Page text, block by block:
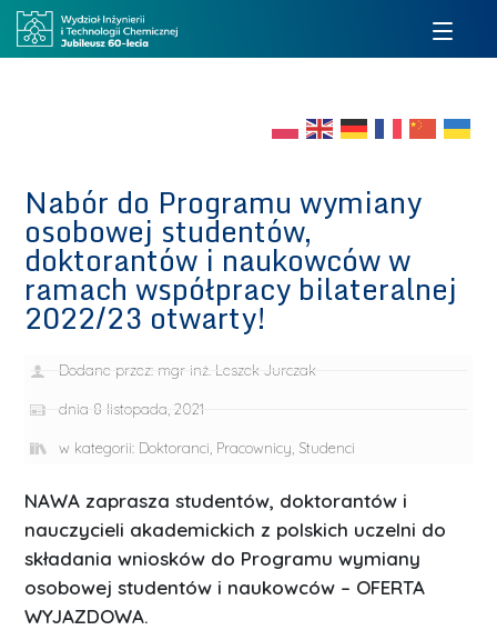
Nabór do Programu wymiany
osobowej studentów,
doktorantów i naukowców w
ramach współpracy bilateralnej
2022/23 otwarty!
Dodane przez: mgr inż. Leszek Jurczak
dnia 8 listopada, 2021
w kategorii: Doktoranci, Pracownicy, Studenci
NAWA zaprasza studentów, doktorantów i
nauczycieli akademickich z polskich uczelni do
składania wniosków do Programu wymiany
osobowej studentów i naukowców – OFERTA
WYJAZDOWA.